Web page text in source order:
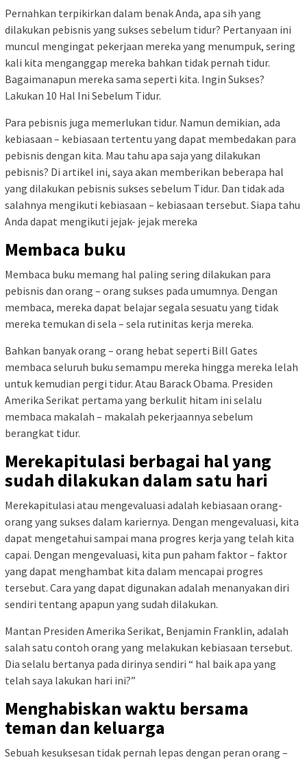
Pernahkan terpikirkan dalam benak Anda, apa sih yang
dilakukan pebisnis yang sukses sebelum tidur? Pertanyaan ini
muncul mengingat pekerjaan mereka yang menumpuk, sering
kali kita menganggap mereka bahkan tidak pernah tidur.
Bagaimanapun mereka sama seperti kita. Ingin Sukses?
Lakukan 10 Hal Ini Sebelum Tidur.
Para pebisnis juga memerlukan tidur. Namun demikian, ada
kebiasaan – kebiasaan tertentu yang dapat membedakan para
pebisnis dengan kita. Mau tahu apa saja yang dilakukan
pebisnis? Di artikel ini, saya akan memberikan beberapa hal
yang dilakukan pebisnis sukses sebelum Tidur. Dan tidak ada
salahnya mengikuti kebiasaan – kebiasaan tersebut. Siapa tahu
Anda dapat mengikuti jejak- jejak mereka
Membaca buku
Membaca buku memang hal paling sering dilakukan para
pebisnis dan orang – orang sukses pada umumnya. Dengan
membaca, mereka dapat belajar segala sesuatu yang tidak
mereka temukan di sela – sela rutinitas kerja mereka.
Bahkan banyak orang – orang hebat seperti Bill Gates
membaca seluruh buku semampu mereka hingga mereka lelah
untuk kemudian pergi tidur. Atau Barack Obama. Presiden
Amerika Serikat pertama yang berkulit hitam ini selalu
membaca makalah – makalah pekerjaannya sebelum
berangkat tidur.
Merekapitulasi berbagai hal yang
sudah dilakukan dalam satu hari
Merekapitulasi atau mengevaluasi adalah kebiasaan orang-
orang yang sukses dalam kariernya. Dengan mengevaluasi, kita
dapat mengetahui sampai mana progres kerja yang telah kita
capai. Dengan mengevaluasi, kita pun paham faktor – faktor
yang dapat menghambat kita dalam mencapai progres
tersebut. Cara yang dapat digunakan adalah menanyakan diri
sendiri tentang apapun yang sudah dilakukan.
Mantan Presiden Amerika Serikat, Benjamin Franklin, adalah
salah satu contoh orang yang melakukan kebiasaan tersebut.
Dia selalu bertanya pada dirinya sendiri “ hal baik apa yang
telah saya lakukan hari ini?”
Menghabiskan waktu bersama
teman dan keluarga
Sebuah kesuksesan tidak pernah lepas dengan peran orang –